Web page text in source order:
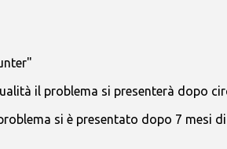
il problema si presenterà dopo
si è presentato dopo 7 mesi